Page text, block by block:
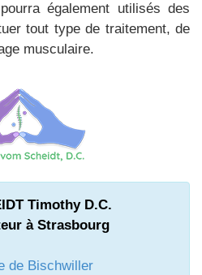
également utilisés des
tout type de traitement, de
musculaire.
Timothy D.C.
à Strasbourg
de Bischwiller